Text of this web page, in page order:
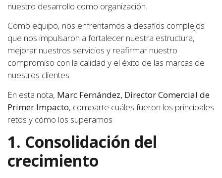
nuestro desarrollo como organización.
Como equipo, nos enfrentamos a desafíos complejos
que nos impulsaron a fortalecer nuestra estructura,
mejorar nuestros servicios y reafirmar nuestro
compromiso con la calidad y el éxito de las marcas de
nuestros clientes.
En esta nota, Marc Fernández, Director Comercial de
Primer Impacto, comparte cuáles fueron los principales
retos y cómo los superamos
1. Consolidación del
crecimiento